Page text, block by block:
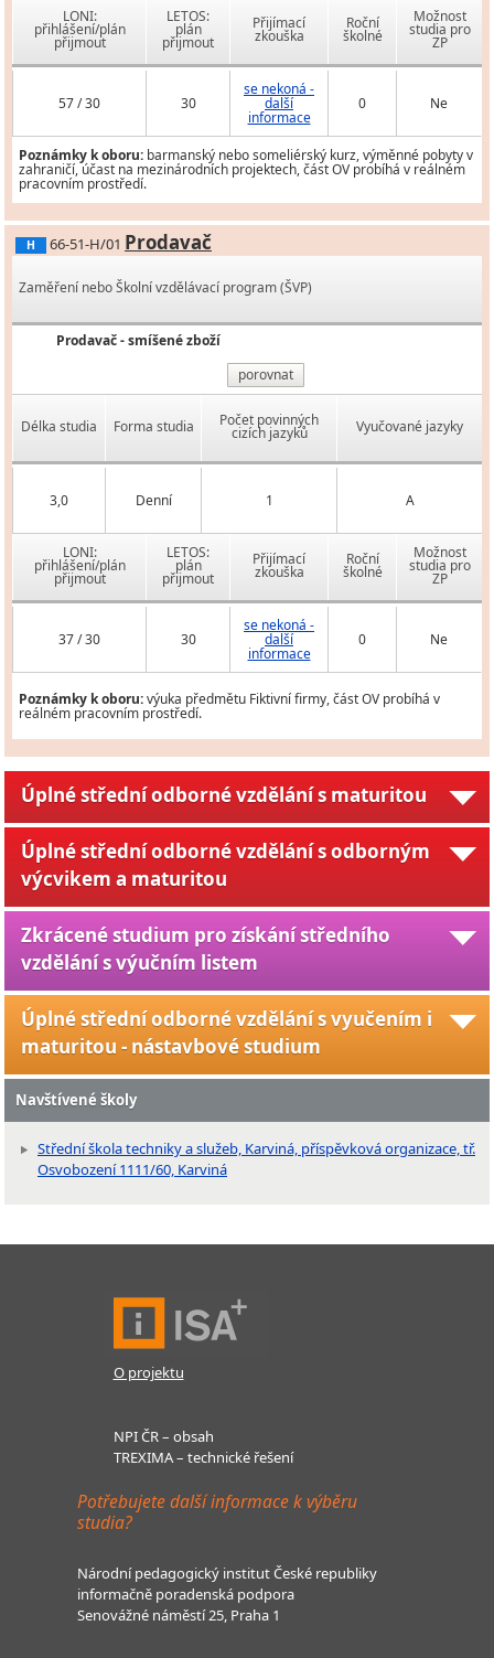
LONI:
přihlášení/plán
přijmout
LETOS:
plán
přijmout
Přijímací
zkouška
Roční
školné
Možnost
studia pro
ZP
57 / 30 30
se nekoná -
další
informace
0 Ne
Poznámky k oboru: barmanský nebo someliérský kurz, výměnné pobyty v
zahraničí, účast na mezinárodních projektech, část OV probíhá v reálném
pracovním prostředí.
H 66-51-H/01 Prodavač
Zaměření nebo Školní vzdělávací program (ŠVP)
Prodavač - smíšené zboží
porovnat
Délka studia Forma studia Počet povinných
cizích jazyků Vyučované jazyky
3,0 Denní 1 A
LONI:
přihlášení/plán
přijmout
LETOS:
plán
přijmout
Přijímací
zkouška
Roční
školné
Možnost
studia pro
ZP
37 / 30 30
se nekoná -
další
informace
0 Ne
Poznámky k oboru:výuka předmětu Fiktivní firmy, část OV probíhá v
reálném pracovním prostředí.
Úplné střední odborné vzdělání s maturitou
Úplné střední odborné vzdělání s odborným
výcvikem a maturitou
Zkrácené studium pro získání středního
vzdělání s výučním listem
Úplné střední odborné vzdělání s vyučením i
maturitou - nástavbové studium
Navštívené školy
Střední škola techniky a služeb, Karviná, příspěvková organizace, tř.
Osvobození 1111/60, Karviná
O projektu
NPI ČR – obsah
TREXIMA – technické řešení
Potřebujete další informace k výběru
studia?
Národní pedagogický institut České republiky
informačně poradenská podpora
Senovážné náměstí 25, Praha 1